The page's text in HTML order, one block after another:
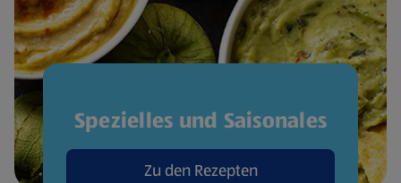
Spezielles und Saisonales
Zu den Rezepten